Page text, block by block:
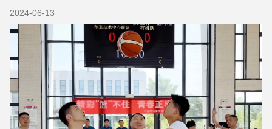
2024-06-13